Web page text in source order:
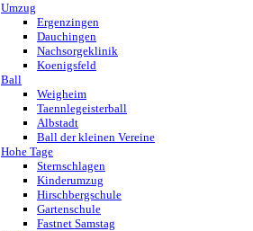
Umzug
Ergenzingen
Dauchingen
Nachsorgeklinik
Koenigsfeld
Ball
Weigheim
Taennlegeisterball
Albstadt
Ball der kleinen Vereine
Hohe Tage
Sternschlagen
Kinderumzug
Hirschbergschule
Gartenschule
Fastnet Samstag